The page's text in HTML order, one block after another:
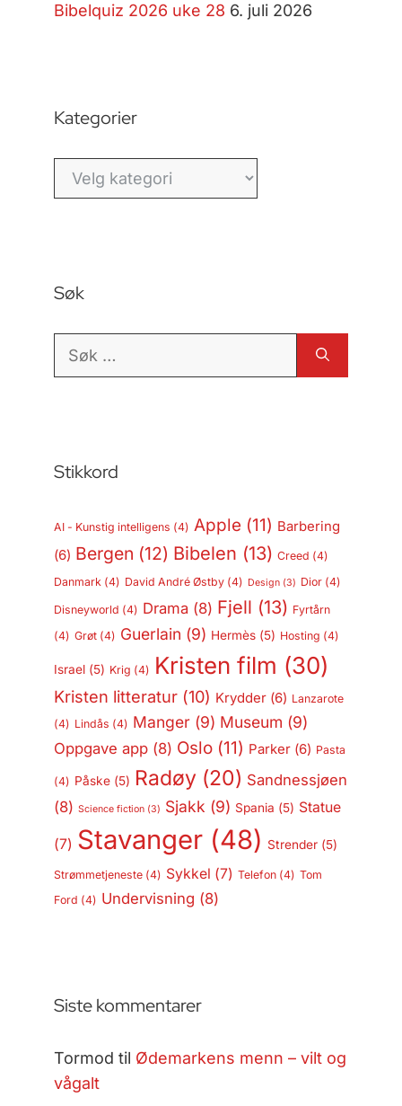
Bibelquiz 2026 uke 28 6. juli 2026
Kategorier
Kategorier
Søk
Søk
Stikkord
AI - Kunstig intelligens (4) Apple (11) Barbering
(6) Bergen (12) Bibelen (13) Creed (4)
Danmark(4) David André Østby(4) Design(3) Dior(4)
Disneyworld (4) Drama (8) Fjell (13) Fyrtårn
(4) Grøt(4) Guerlain (9) Hermès(5) Hosting (4)
Israel(5) Krig (4) Kristen film (30)
Kristen litteratur(10) Krydder(6) Lanzarote
(4) Lindås (4) Manger(9) Museum (9)
Oppgave app(8) Oslo(11) Parker(6) Pasta
(4) Påske(5) Radøy(20) Sandnessjøen
(8) Science fiction(3) Sjakk (9) Spania (5) Statue
(7) Stavanger(48) Strender(5)
Strømmetjeneste(4) Sykkel (7) Telefon(4) Tom
Ford (4) Undervisning (8)
Siste kommentarer
Tormod til Ødemarkens menn – vilt og
vågalt